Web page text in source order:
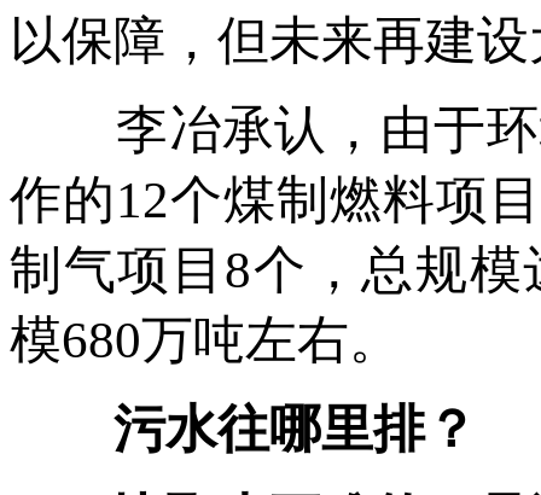
以保障，但未来再建
李冶承认，由于环
作的12个煤制燃料项
制气项目8个，总规
模680万吨左右。
污水往哪里排？